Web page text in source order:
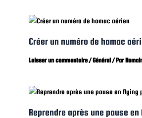
Créer un numéro de hamac
Laisser un commentaire /Général/ Par
Reprendre après une pause